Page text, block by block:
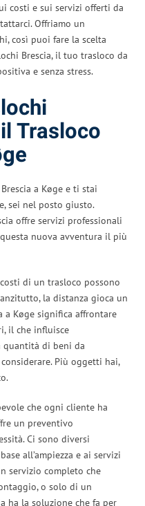
costi e sui servizi offerti da
Offriamo un
così puoi fare la scelta
Brescia, il tuo trasloco da
e senza stress.
Trasloco
a Køge e ti stai
sei nel posto giusto.
offre servizi professionali
nuova avventura il più
di un trasloco possono
la distanza gioca un
a Køge significa affrontare
il che influisce
quantità di beni da
Più oggetti hai,
che ogni cliente ha
un preventivo
Ci sono diversi
all’ampiezza e ai servizi
servizio completo che
o solo di un
ha la soluzione che fa per